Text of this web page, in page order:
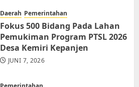
Daerah Pemerintahan
Fokus 500 Bidang Pada Lahan
Pemukiman Program PTSL 2026
Desa Kemiri Kepanjen
JUNI 7, 2026